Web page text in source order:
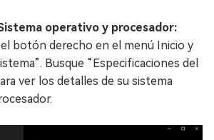
operativo y procesador:
botón derecho en el menú Inicio y
Busque “Especificaciones del
ver los detalles de su sistema